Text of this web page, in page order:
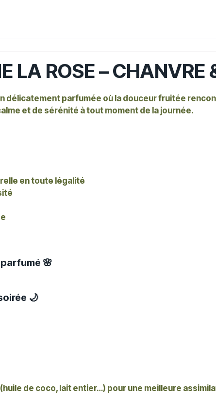
LA ROSE – CHANVRE
délicatement parfumée où la douceur fruitée
et de sérénité à tout moment de la journée.
en toute légalité
🌸
🌙
de coco, lait entier…) pour une meilleure